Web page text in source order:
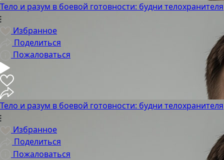
Тело и разум в боевой готовности: будни телохранителя
Избранное
Поделиться
Пожаловаться
Тело и разум в боевой готовности: будни телохранителя
Избранное
Поделиться
Пожаловаться